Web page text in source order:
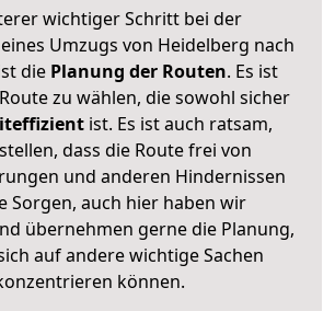
wichtiger Schritt bei der
Umzugs von Heidelberg nach
diePlanung der Routen. Es ist
zu wählen, die sowohl sicher
ist. Es ist auch ratsam,
dass die Route frei von
und anderen Hindernissen
Sorgen, auch hier haben wir
übernehmen gerne die Planung,
auf andere wichtige Sachen
können.